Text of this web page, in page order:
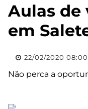
Aulas de
em
22/02/2020 08:00
Não perca a